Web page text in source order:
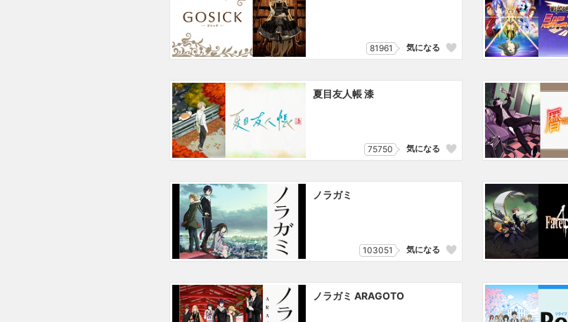
81961 気になる
夏目友人帳 漆
75750 気になる
ノラガミ
103051 気になる
ノラガミ ARAGOTO